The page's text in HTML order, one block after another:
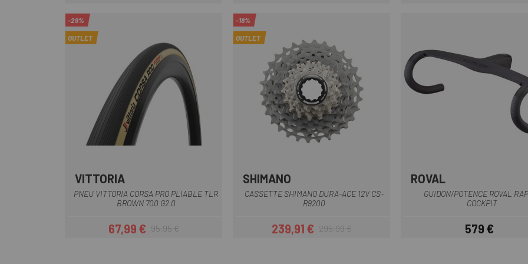
-29%
OUTLET
VITTORIA
PNEU VITTORIA CORSA PRO PLIABLE TLR
BROWN 700 G2.0
Prix
67,99 €Prix habituel
95,95 €
-18%
OUTLET
SHIMANO
CASSETTE SHIMANO DURA-ACE 12V CS-
R9200
Prix
239,91 €Prix habituel
295,99 €
ROVAL
GUIDON/POTENCE ROVAL
COCKPIT
Prix
579 €